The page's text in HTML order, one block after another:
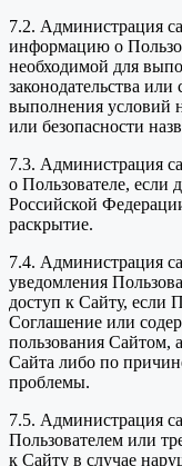
7.2. Администрация
информацию о
необходимой для
законодательства
выполнения условий
или безопасности
7.3. Администрация
о Пользователе, если
Российской
раскрытие.
7.4. Администрация
уведомления
доступ к Сайту, если
Соглашение или
пользования Сайтом,
Сайта либо по
проблемы.
7.5. Администрация
Пользователем или
к Сайту в случае